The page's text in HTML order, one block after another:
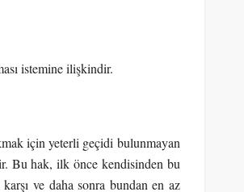
istemine ilişkindir.
için yeterli geçidi bulunmayan
Bu hak, ilk önce kendisinden bu
ve daha sonra bundan en az